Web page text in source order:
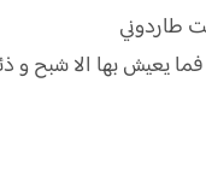
طاردوني
فما يعيش بها الا